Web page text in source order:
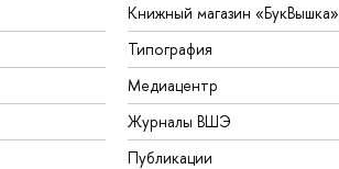
Книжный магазин «БукВышка»
Типография
Медиацентр
Журналы ВШЭ
Публикации